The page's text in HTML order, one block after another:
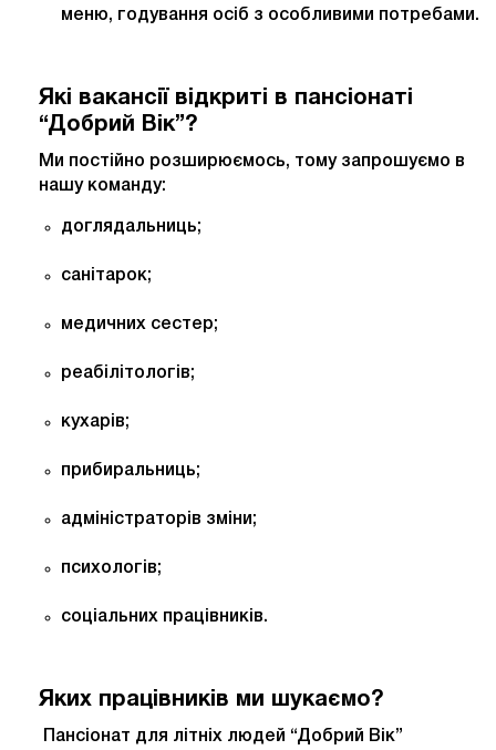
меню, годування осіб з особливими потребами.
Які вакансії відкриті в пансіонаті
“Добрий Вік”?
Ми постійно розширюємось, тому запрошуємо в
нашу команду:
доглядальниць;
санітарок;
медичних сестер;
реабілітологів;
кухарів;
прибиральниць;
адміністраторів зміни;
психологів;
соціальних працівників.
Яких працівників ми шукаємо?
Пансіонат для літніх людей “Добрий Вік”